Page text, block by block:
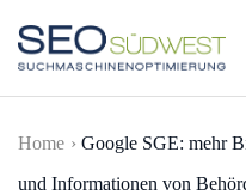
Skip to main content
Home
Google SGE: mehr
und Informationen von